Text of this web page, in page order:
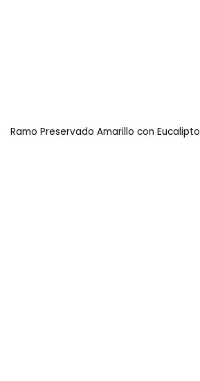
Ramo Preservado Amarillo con Eucalipto